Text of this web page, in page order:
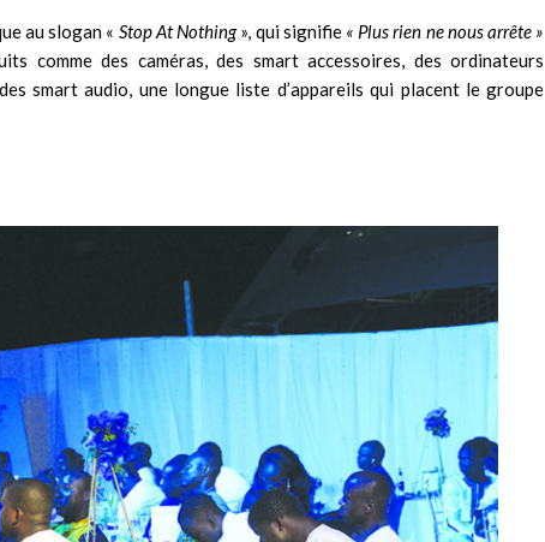
au slogan « Stop At Nothing», qui signifie « Plus rien ne nous arrête »
comme des caméras, des smart accessoires, des ordinateurs
smart audio, une longue liste d’appareils qui placent le groupe